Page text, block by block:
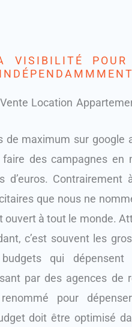
VISIBILITÉ POUR
Location
de maximum sur google
des campagnes en
d’euros. Contrairement
que nous ne
ouvert à tout le monde.
c’est souvent les
qui dépensent
par des agences de
pour
doit être optimisé